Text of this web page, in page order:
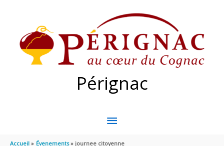
Pérignac
MENU
Accueil Évenements journee citoyenne